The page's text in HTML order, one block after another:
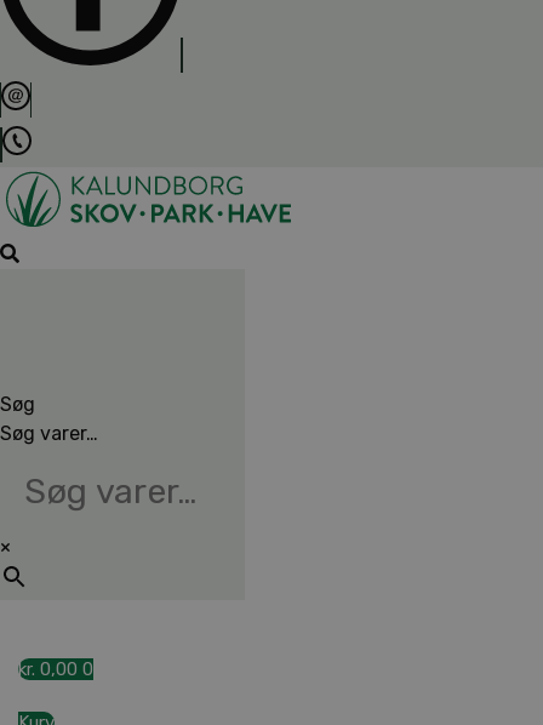
Søg
Søg varer…
×
kr. 0,00 0